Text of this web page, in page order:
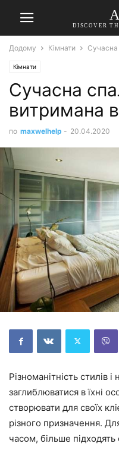
DISCOVER
Додому Кімнати Сучасна
Кімнати
Сучасна
витримана
по maxwelhelp - 20.04.2020
Різноманітність стилів
заглиблюватися в їхні
створювати для своїх
різного призначення.
часом, більше